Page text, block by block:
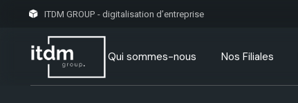
ITDM GROUP - digitalisation d’entreprise
Qui sommes-nous Nos Filiales